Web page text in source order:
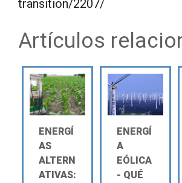
transition/2207/
Artículos
ENERGÍ
AS
ALTERN
ATIVAS:
ENERGÍ
A
EÓLICA
- QUÉ